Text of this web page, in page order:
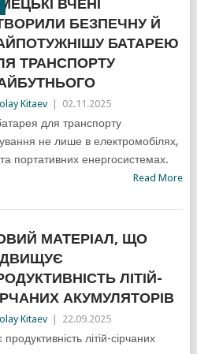
ВЧЕНІ
БЕЗПЕЧНУ Й
БАТАРЕЮ
ТРАНСПОРТУ
Kitaev 02.11.2025
для транспорту
не лише в електромобілях,
та портативних енергосистемах.
Read More
МАТЕРІАЛ, ЩО
ЛІТІЙ-
АКУМУЛЯТОРІВ
Kitaev 22.09.2025
літій-сірчаних